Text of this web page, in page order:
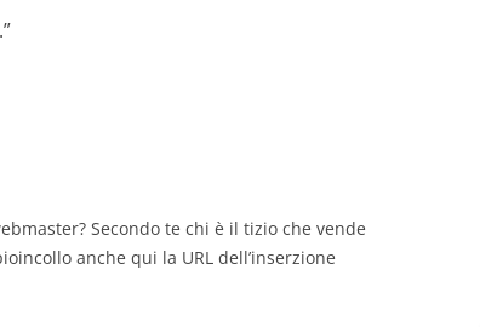
”
Secondo te chi è il tizio che vende
anche qui la URL dell’inserzione